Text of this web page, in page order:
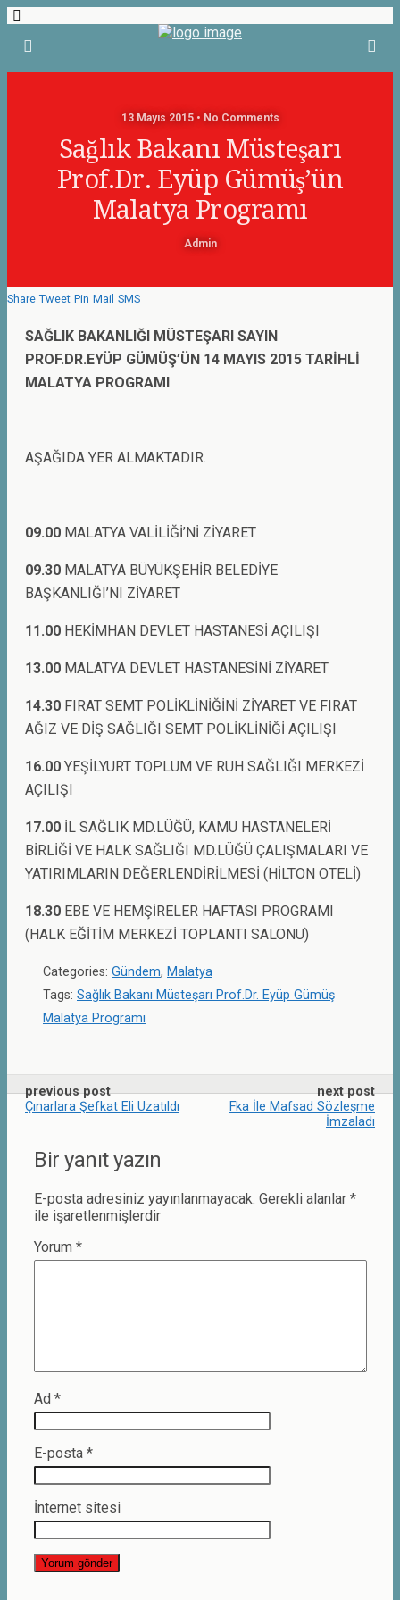
13 Mayıs 2015 • No Comments
Sağlık Bakanı Müsteşarı
Prof.Dr. Eyüp Gümüş’ün
Malatya Programı
Admin
Share Tweet Pin Mail SMS
SAĞLIK BAKANLIĞI MÜSTEŞARI SAYIN
PROF.DR.EYÜP GÜMÜŞ’ÜN 14 MAYIS 2015 TARİHLİ
MALATYA PROGRAMI
AŞAĞIDA YER ALMAKTADIR.
09.00 MALATYA VALİLİĞİ’Nİ ZİYARET
09.30 MALATYA BÜYÜKŞEHİR BELEDİYE
BAŞKANLIĞI’NI ZİYARET
11.00 HEKİMHAN DEVLET HASTANESİ AÇILIŞI
13.00 MALATYA DEVLET HASTANESİNİ ZİYARET
14.30 FIRAT SEMT POLİKLİNİĞİNİ ZİYARET VE FIRAT
AĞIZ VE DİŞ SAĞLIĞI SEMT POLİKLİNİĞİ AÇILIŞI
16.00 YEŞİLYURT TOPLUM VE RUH SAĞLIĞI MERKEZİ
AÇILIŞI
17.00 İL SAĞLIK MD.LÜĞÜ, KAMU HASTANELERİ
BİRLİĞİ VE HALK SAĞLIĞI MD.LÜĞÜ ÇALIŞMALARI VE
YATIRIMLARIN DEĞERLENDİRİLMESİ (HİLTON OTELİ)
18.30 EBE VE HEMŞİRELER HAFTASI PROGRAMI
(HALK EĞİTİM MERKEZİ TOPLANTI SALONU)
Categories: Gündem, Malatya
Tags: Sağlık Bakanı Müsteşarı Prof.Dr. Eyüp Gümüş
Malatya Programı
previous post
Çınarlara Şefkat Eli Uzatıldı
next post
Fka İle Mafsad Sözleşme
İmzaladı
Bir yanıt yazın
E-posta adresiniz yayınlanmayacak. Gerekli alanlar *
ile işaretlenmişlerdir
Yorum *
Ad *
E-posta *
İnternet sitesi